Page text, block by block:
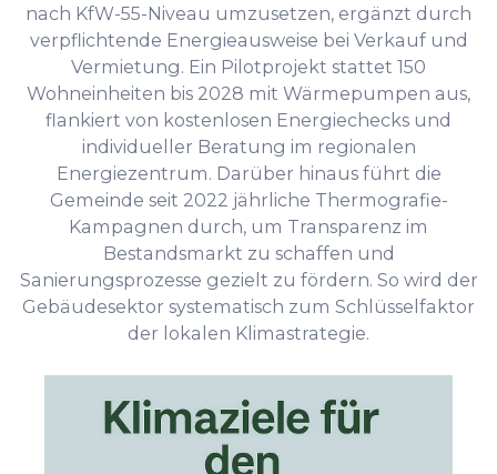
nach KfW-55-Niveau umzusetzen, ergänzt durch
verpflichtende Energieausweise bei Verkauf und
Vermietung. Ein Pilotprojekt stattet 150
Wohneinheiten bis 2028 mit Wärmepumpen aus,
flankiert von kostenlosen Energiechecks und
individueller Beratung im regionalen
Energiezentrum. Darüber hinaus führt die
Gemeinde seit 2022 jährliche Thermografie-
Kampagnen durch, um Transparenz im
Bestandsmarkt zu schaffen und
Sanierungsprozesse gezielt zu fördern. So wird der
Gebäudesektor systematisch zum Schlüsselfaktor
der lokalen Klimastrategie.